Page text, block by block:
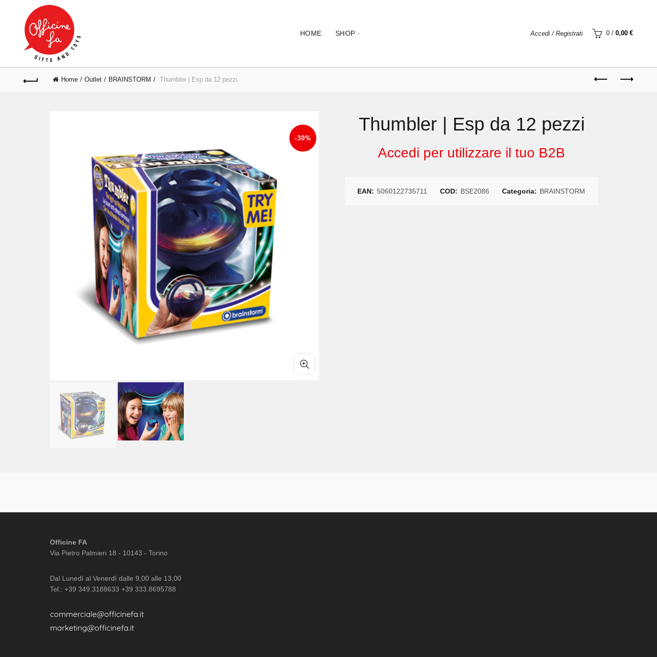
HOME SHOP Accedi / Registrati 0 / 0,00 €
Home Outlet BRAINSTORM Thumbler | Esp da 12 pezzi
-30%
Thumbler | Esp da 12 pezzi
Accedi per utilizzare il tuo B2B
EAN: 5060122735711 COD: BSE2086 Categoria: BRAINSTORM
Officine FA
Via Pietro Palmieri 18 - 10143 - Torino
Dal Lunedì al Venerdì dalle 9,00 alle 13,00
Tel.: +39 349.3188633 +39 333.8695788